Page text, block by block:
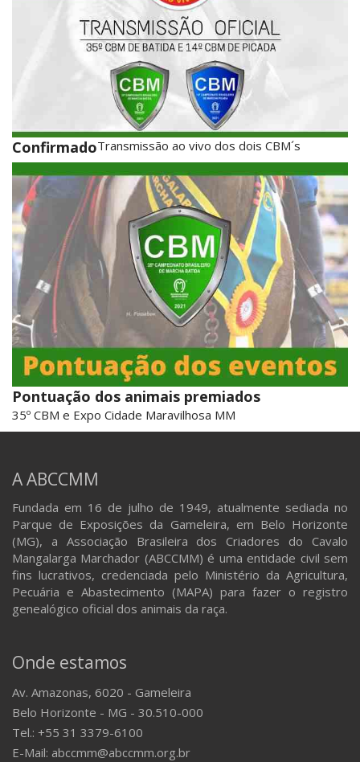
ConfirmadoTransmissão ao vivo dos dois CBM´s
Pontuação dos animais premiados
35º CBM e Expo Cidade Maravilhosa MM
A ABCCMM
Fundada em 16 de julho de 1949, atualmente sediada no
Parque de Exposições da Gameleira, em Belo Horizonte
(MG), a Associação Brasileira dos Criadores do Cavalo
Mangalarga Marchador (ABCCMM) é uma entidade civil sem
fins lucrativos, credenciada pelo Ministério da Agricultura,
Pecuária e Abastecimento (MAPA) para fazer o registro
genealógico oficial dos animais da raça.
Onde estamos
Av. Amazonas, 6020 - Gameleira
Belo Horizonte - MG - 30.510-000
Tel.: +55 31 3379-6100
E-Mail: abccmm@abccmm.org.br